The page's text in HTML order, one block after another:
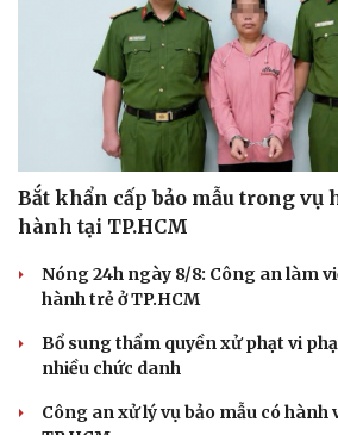
Văn hóa
Sân khấu - Điện ảnh
Âm nhạc
Di sản
Giải trí
Sao
Bắt khẩn cấp bảo mẫu trong vụ
hành tại TP.HCM
Nóng 24h ngày 8/8: Công an làm
hành trẻ ở TP.HCM
Bổ sung thẩm quyền xử phạt vi
nhiều chức danh
Công an xử lý vụ bảo mẫu có hành